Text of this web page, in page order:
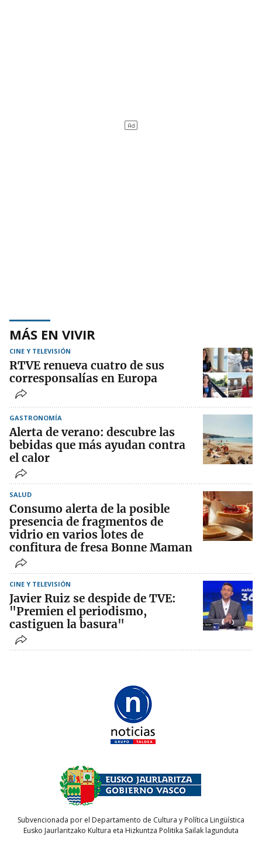
MÁS EN VIVIR
CINE Y TELEVISIÓN
RTVE renueva cuatro de sus
corresponsalías en Europa
GASTRONOMÍA
Alerta de verano: descubre las
bebidas que más ayudan contra
el calor
SALUD
Consumo alerta de la posible
presencia de fragmentos de
vidrio en varios lotes de
confitura de fresa Bonne Maman
CINE Y TELEVISIÓN
Javier Ruiz se despide de TVE:
"Premien el periodismo,
castiguen la basura"
Subvencionada por el Departamento de Cultura y Política Lingüística
Eusko Jaurlaritzako Kultura eta Hizkuntza Politika Sailak lagunduta